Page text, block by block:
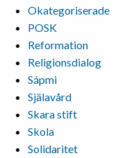
Okategoriserade
POSK
Reformation
Religionsdialog
Sápmi
Själavård
Skara stift
Skola
Solidaritet